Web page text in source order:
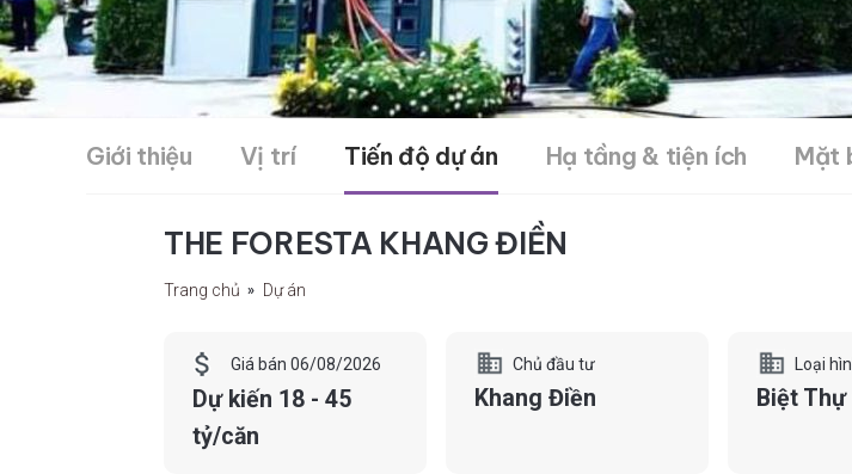
Giới thiệu Vị trí Tiến độ dự án Hạ tầng & tiện ích Mặt
THE FORESTA KHANG ĐIỀN
Trang chủ Dự án
Giá bán 06/08/2026
Dự kiến 18 - 45
tỷ/căn
Chủ đầu tư
Khang Điền
Loại
Biệt Thự